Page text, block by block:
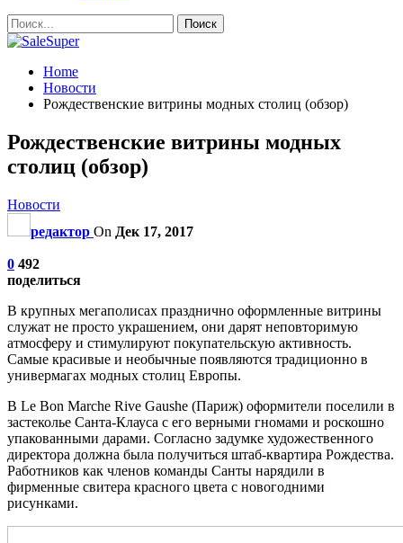
Home
Новости
Рождественские витрины модных столиц (обзор)
Рождественские витрины модных
столиц (обзор)
Новости
редактор On Дек 17, 2017
0 492
поделиться
В крупных мегаполисах празднично оформленные витрины
служат не просто украшением, они дарят неповторимую
атмосферу и стимулируют покупательскую активность.
Самые красивые и необычные появляются традиционно в
универмагах модных столиц Европы.
В Le Bon Marche Rive Gaushe (Париж) оформители поселили в
застеколье Санта-Клауса с его верными гномами и роскошно
упакованными дарами. Согласно задумке художественного
директора должна была получиться штаб-квартира Рождества.
Работников как членов команды Санты нарядили в
фирменные свитера красного цвета с новогодними
рисунками.